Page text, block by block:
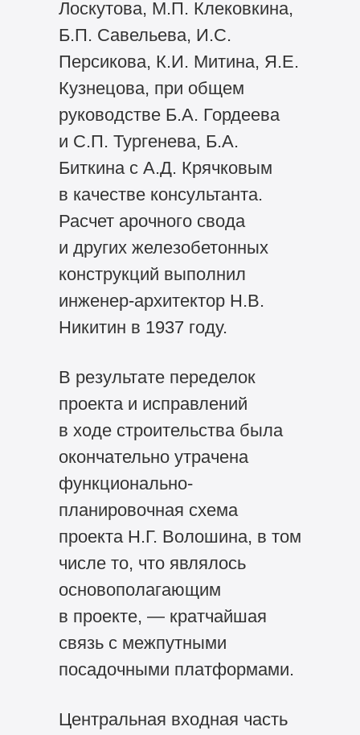
Лоскутова, М.П. Клековкина,
Б.П. Савельева, И.С.
Персикова, К.И. Митина, Я.Е.
Кузнецова, при общем
руководстве Б.А. Гордеева
и С.П. Тургенева, Б.А.
Биткина с А.Д. Крячковым
в качестве консультанта.
Расчет арочного свода
и других железобетонных
конструкций выполнил
инженер-архитектор Н.В.
Никитин в 1937 году.
В результате переделок
проекта и исправлений
в ходе строительства была
окончательно утрачена
функционально-
планировочная схема
проекта Н.Г. Волошина, в том
числе то, что являлось
основополагающим
в проекте, — кратчайшая
связь с межпутными
посадочными платформами.
Центральная входная часть